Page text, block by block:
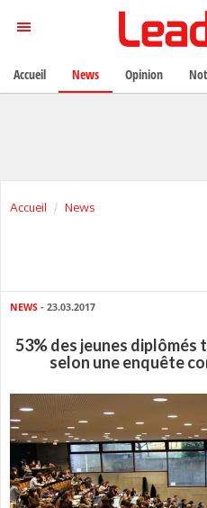
Accueil News
NEWS - 23.03.2017
53% des jeunes
selon une enquête
Accueil News Opinion